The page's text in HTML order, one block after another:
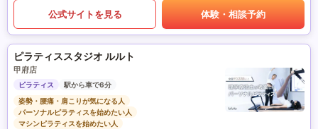
公式サイトを見る 体験・相談予約
ピラティススタジオ ルルト
甲府店
ピラティス
駅から車で6分
姿勢・腰痛・肩こりが気になる人
パーソナルピラティスを始めたい人
マシンピラティスを始めたい人